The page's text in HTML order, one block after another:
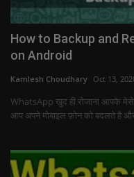
How to Backup and
on Android
Kamlesh Choudhary Oct 13,
WhatsApp खुद ही रोजाना आपके
आप अपने मोबाइल फ़ोन को बदलते है